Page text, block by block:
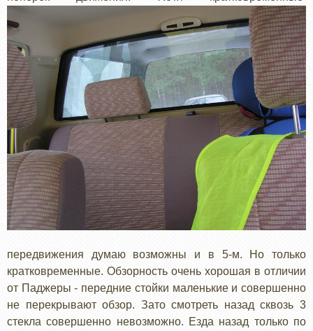
передвижения думаю возможны и в 5-м. Но только
кратковременные. Обзорность очень хорошая в отличии
от Паджеры - передние стойки маленькие и совершенно
не перекрывают обзор. Зато смотреть назад сквозь 3
стекла совершенно невозможно. Езда назад только по